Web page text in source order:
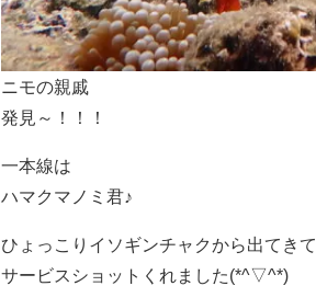
ニモの親戚
発見～！！！
一本線は
ハマクマノミ君♪
ひょっこりイソギンチャクから出てきて
サービスショットくれました(*^▽^*)